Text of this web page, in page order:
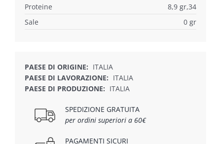
Proteine
8,9 gr,34
Sale
0 gr
PAESE DI ORIGINE: ITALIA
PAESE DI LAVORAZIONE: ITALIA
PAESE DI PRODUZIONE: ITALIA
SPEDIZIONE GRATUITA
per ordini superiori a 60€
PAGAMENTI SICURI